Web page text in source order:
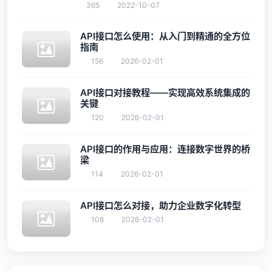
365 2022-10-07
API接口怎么使用：从入门到精通的全方位
指南
156 2026-02-01
API接口对接教程——实现高效系统集成的
关键
120 2026-02-01
API接口的作用与应用：连接数字世界的桥
梁
114 2026-02-01
API接口怎么对接，助力企业数字化转型
108 2026-02-01